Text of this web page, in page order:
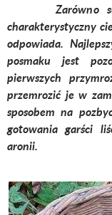
Zarówno
charakterystyczny
odpowiada.
posmaku jest
pierwszych
przemrozić je w
sposobem na
gotowania garści
aronii.